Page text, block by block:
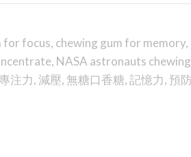
for focus, chewing gum for memory,
, NASA astronauts
注力, 減壓, 無糖口香糖,記憶力,預